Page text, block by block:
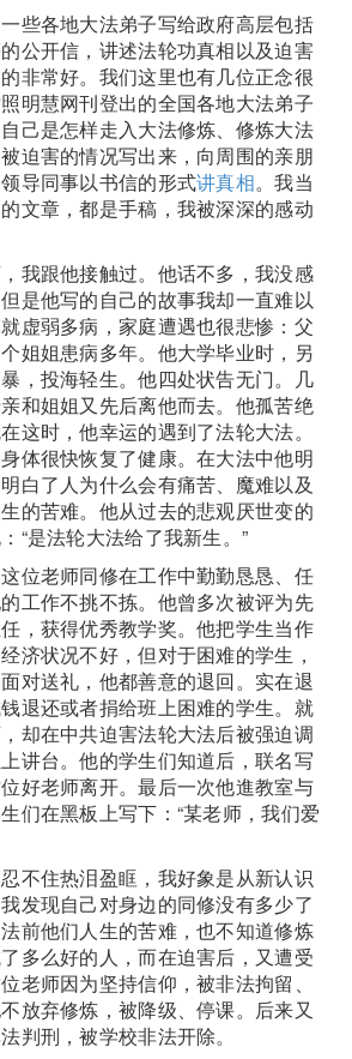
些各地大法弟子写给政府高层包括
公开信，讲述法轮功真相以及迫害
非常好。我们这里也有几位正念很
明慧网刊登出的全国各地大法弟子
己是怎样走入大法修炼、修炼大法
迫害的情况写出来，向周围的亲朋
导同事以书信的形式讲真相。我当
文章，都是手稿，我被深深的感动
我跟他接触过。他话不多，我没感
是他写的自己的故事我却一直难以
虚弱多病，家庭遭遇也很悲惨：父
姐姐患病多年。他大学毕业时，另
，投海轻生。他四处状告无门。几
和姐姐又先后离他而去。他孤苦绝
这时，他幸运的遇到了法轮大法。
体很快恢复了健康。在大法中他明
白了人为什么会有痛苦、魔难以及
的苦难。他从过去的悲观厌世变的
“是法轮大法给了我新生。”
位老师同修在工作中勤勤恳恳、任
工作不挑不拣。他曾多次被评为先
，获得优秀教学奖。他把学生当作
济状况不好，但对于困难的学生，
对送礼，他都善意的退回。实在退
退还或者捐给班上困难的学生。就
却在中共迫害法轮大法后被强迫调
讲台。他的学生们知道后，联名写
好老师离开。最后一次他進教室与
们在黑板上写下：“某老师，我们爱
不住热泪盈眶，我好象是从新认识
发现自己对身边的同修没有多少了
前他们人生的苦难，也不知道修炼
多么好的人，而在迫害后，又遭受
老师因为坚持信仰，被非法拘留、
放弃修炼，被降级、停课。后来又
判刑，被学校非法开除。